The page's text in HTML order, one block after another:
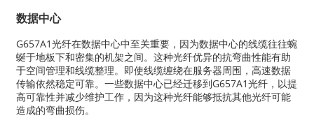
数据中心
G657A1光纤在数据中心中至关重要，因为数据中心的线缆往往蜿
蜒于地板下和密集的机架之间。这种光纤优异的抗弯曲性能有助
于空间管理和线缆整理。即使线缆缠绕在服务器周围，高速数据
传输依然稳定可靠。一些数据中心已经迁移到G657A1光纤，以提
高可靠性并减少维护工作，因为这种光纤能够抵抗其他光纤可能
造成的弯曲损伤。